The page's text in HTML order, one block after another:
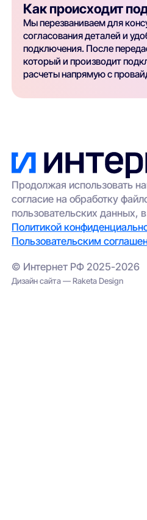
Как происходит
Мы перезваниваем для
согласования деталей и
подключения. После
который и производит
расчеты напрямую с
Продолжая использовать
согласие на обработку
пользовательских данных,
Политикой
Пользовательским
© Интернет РФ 2025-2026
Дизайн сайта — Raketa Design